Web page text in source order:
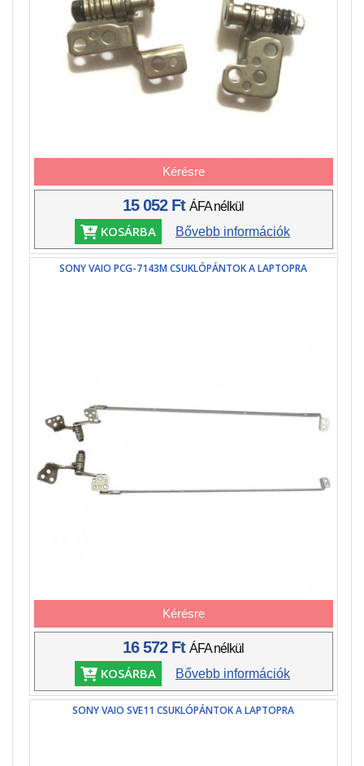
Kérésre
15 052 FtÁFA nélkül
KOSÁRBA Bővebb információk
SONY VAIO PCG-7143M CSUKLÓPÁNTOK A LAPTOPRA
Kérésre
16 572 FtÁFA nélkül
KOSÁRBA Bővebb információk
SONY VAIO SVE11 CSUKLÓPÁNTOK A LAPTOPRA